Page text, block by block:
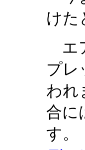
けた
エ
プレ
われ
合に
す。